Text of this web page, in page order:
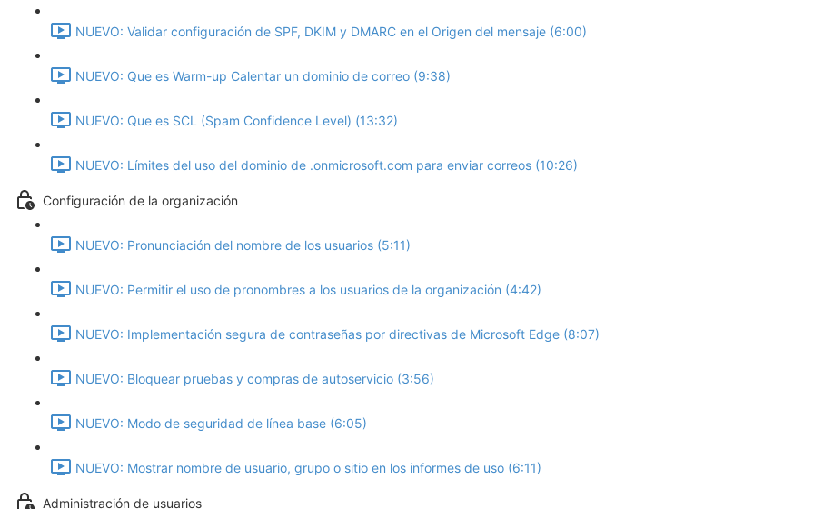
NUEVO: Validar configuración de SPF, DKIM y DMARC en el Origen del mensaje (6:00)
NUEVO: Que es Warm-up Calentar un dominio de correo (9:38)
NUEVO: Que es SCL (Spam Confidence Level) (13:32)
NUEVO: Límites del uso del dominio de .onmicrosoft.com para enviar correos (10:26)
Configuración de la organización
NUEVO: Pronunciación del nombre de los usuarios (5:11)
NUEVO: Permitir el uso de pronombres a los usuarios de la organización (4:42)
NUEVO: Implementación segura de contraseñas por directivas de Microsoft Edge (8:07)
NUEVO: Bloquear pruebas y compras de autoservicio (3:56)
NUEVO: Modo de seguridad de línea base‎ (6:05)
NUEVO: Mostrar nombre de usuario, grupo o sitio en los informes de uso (6:11)
Administración de usuarios